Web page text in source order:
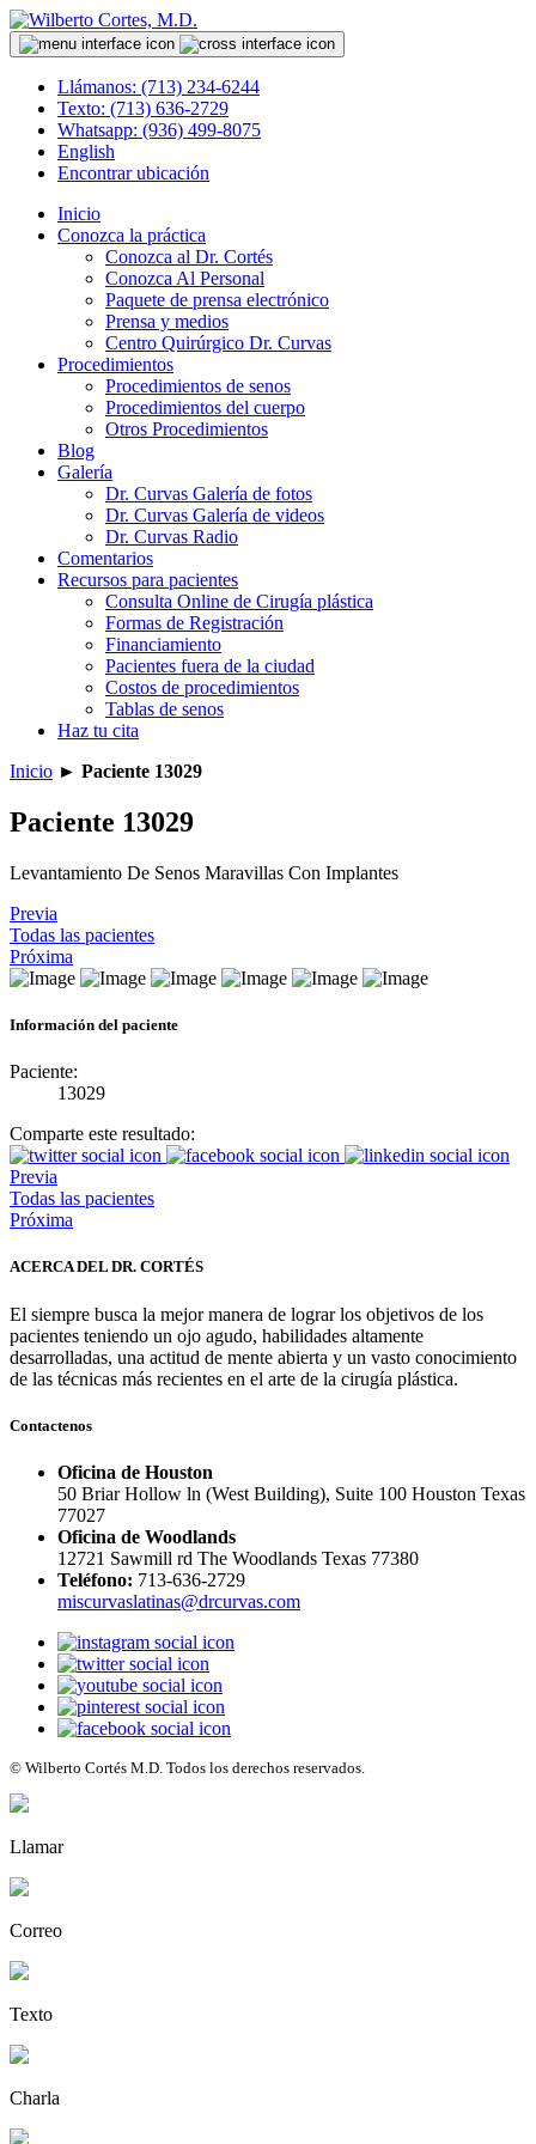
Llámanos: (713) 234-6244
Texto: (713) 636-2729
Whatsapp: (936) 499-8075
English
Encontrar ubicación
Inicio
Conozca la práctica
Conozca al Dr. Cortés
Conozca Al Personal
Paquete de prensa electrónico
Prensa y medios
Centro Quirúrgico Dr. Curvas
Procedimientos
Procedimientos de senos
Procedimientos del cuerpo
Otros Procedimientos
Blog
Galería
Dr. Curvas Galería de fotos
Dr. Curvas Galería de videos
Dr. Curvas Radio
Comentarios
Recursos para pacientes
Consulta Online de Cirugía plástica
Formas de Registración
Financiamiento
Pacientes fuera de la ciudad
Costos de procedimientos
Tablas de senos
Haz tu cita
Inicio ► Paciente 13029
Paciente 13029
Levantamiento De Senos Maravillas Con Implantes
Previa
Todas las pacientes
Próxima
Información del paciente
Paciente:
13029
Comparte este resultado:
Previa
Todas las pacientes
Próxima
ACERCA DEL DR. CORTÉS
El siempre busca la mejor manera de lograr los objetivos de los
pacientes teniendo un ojo agudo, habilidades altamente
desarrolladas, una actitud de mente abierta y un vasto conocimiento
de las técnicas más recientes en el arte de la cirugía plástica.
Contactenos
Oficina de Houston
50 Briar Hollow ln (West Building), Suite 100 Houston Texas
77027
Oficina de Woodlands
12721 Sawmill rd The Woodlands Texas 77380
Teléfono: 713-636-2729
miscurvaslatinas@drcurvas.com
© Wilberto Cortés M.D. Todos los derechos reservados.
Llamar
Correo
Texto
Charla